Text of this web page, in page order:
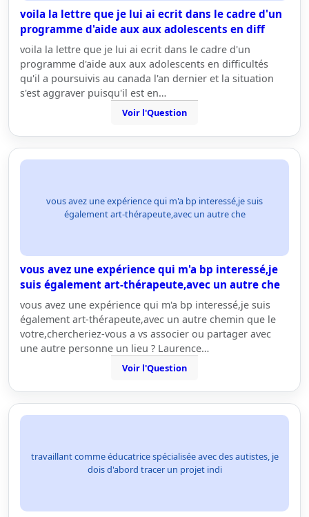
voila la lettre que je lui ai ecrit dans le cadre d'un
programme d'aide aux aux adolescents en diff
voila la lettre que je lui ai ecrit dans le cadre d'un
programme d'aide aux aux adolescents en difficultés
qu'il a poursuivis au canada l'an dernier et la situation
s'est aggraver puisqu'il est en…
Voir l'Question
vous avez une expérience qui m'a bp interessé,je suis
également art-thérapeute,avec un autre che
vous avez une expérience qui m'a bp interessé,je
suis également art-thérapeute,avec un autre che
vous avez une expérience qui m'a bp interessé,je suis
également art-thérapeute,avec un autre chemin que le
votre,chercheriez-vous a vs associer ou partager avec
une autre personne un lieu ? Laurence…
Voir l'Question
travaillant comme éducatrice spécialisée avec des autistes, je
dois d'abord tracer un projet indi